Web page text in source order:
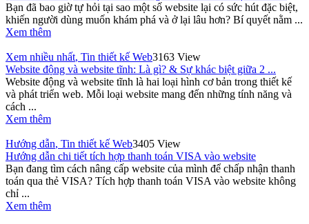
Bạn đã bao giờ tự hỏi tại sao một số website lại có sức hút đặc biệt,
khiến người dùng muốn khám phá và ở lại lâu hơn? Bí quyết nằm ...
Xem thêm
Xem nhiều nhất, Tin thiết kế Web3163 View
Website động và website tĩnh: Là gì? & Sự khác biệt giữa 2 ...
Website động và website tĩnh là hai loại hình cơ bản trong thiết kế
và phát triển web. Mỗi loại website mang đến những tính năng và
cách ...
Xem thêm
Hướng dẫn, Tin thiết kế Web3405 View
Hướng dẫn chi tiết tích hợp thanh toán VISA vào website
Bạn đang tìm cách nâng cấp website của mình để chấp nhận thanh
toán qua thẻ VISA? Tích hợp thanh toán VISA vào website không
chỉ ...
Xem thêm